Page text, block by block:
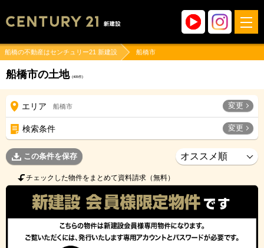
船橋の不動産はセンチュリー21 新建設 船橋市
船橋市の土地 (405件)
エリア 船橋市 変更
検索条件 変更
この条件を保存
チェックした物件をまとめて資料請求（無料）